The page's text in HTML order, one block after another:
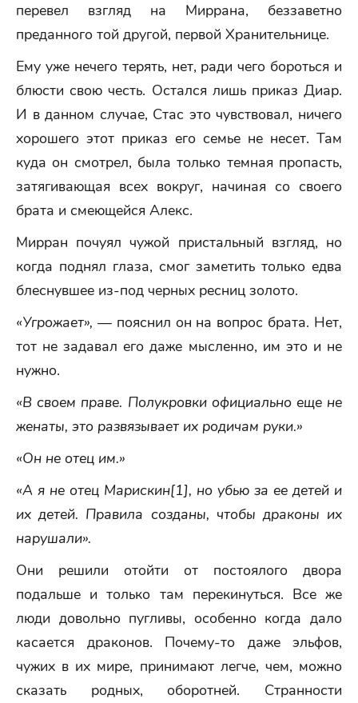
перевел взгляд на Миррана, беззаветно
преданного той другой, первой Хранительнице.
Ему уже нечего терять, нет, ради чего бороться и
блюсти свою честь. Остался лишь приказ Диар.
И в данном случае, Стас это чувствовал, ничего
хорошего этот приказ его семье не несет. Там
куда он смотрел, была только темная пропасть,
затягивающая всех вокруг, начиная со своего
брата и смеющейся Алекс.
Мирран почуял чужой пристальный взгляд, но
когда поднял глаза, смог заметить только едва
блеснувшее из-под черных ресниц золото.
«Угрожает», — пояснил он на вопрос брата. Нет,
тот не задавал его даже мысленно, им это и не
нужно.
«В своем праве. Полукровки официально еще не
женаты, это развязывает их родичам руки.»
«Он не отец им.»
«А я не отец Марискин[1], но убью за ее детей и
их детей. Правила созданы, чтобы драконы их
нарушали».
Они решили отойти от постоялого двора
подальше и только там перекинуться. Все же
люди довольно пугливы, особенно когда дало
касается драконов. Почему-то даже эльфов,
чужих в их мире, принимают легче, чем, можно
сказать родных, оборотней. Странности